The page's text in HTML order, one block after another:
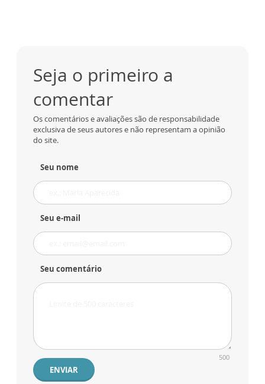
Seja o primeiro a
comentar
Os comentários e avaliações são de responsabilidade
exclusiva de seus autores e não representam a opinião
do site.
Seu nome
Seu e-mail
Seu comentário
500
ENVIAR